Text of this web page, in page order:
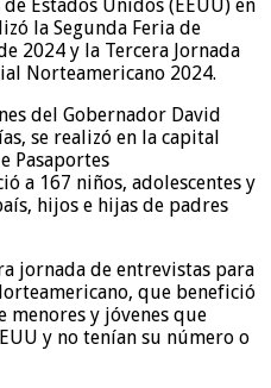
Estados Unidos (EEUU) en
la Segunda Feria de
2024 y la Tercera Jornada
Norteamericano 2024.
del Gobernador David
se realizó en la capital
Pasaportes
a 167 niños, adolescentes y
hijos e hijas de padres
jornada de entrevistas para
que benefició
menores y jóvenes que
y no tenían su número o